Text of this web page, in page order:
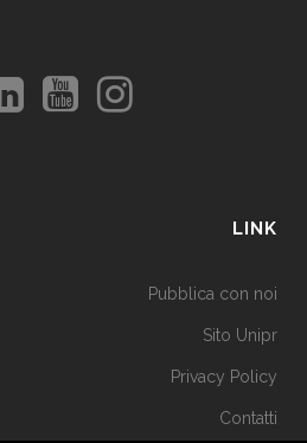
LINK
Pubblica con noi
Sito Unipr
Privacy Policy
Contatti